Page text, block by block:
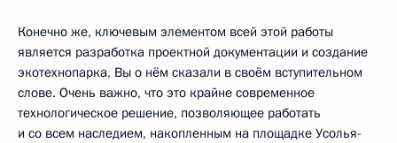
Конечно же, ключевым элементом всей этой работы
является разработка проектной документации и создание
экотехнопарка, Вы о нём сказали в своём вступительном
слове. Очень важно, что это крайне современное
технологическое решение, позволяющее работать
и со всем наследием, накопленным на площадке Усолья-